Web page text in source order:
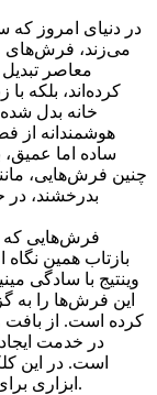
در دنیای امروز
می‌زند، فرش‌های
معاصر
کرده‌اند، بلکه
خانه بدل
هوشمندانه از
ساده اما
چنین فرش‌هایی،
بدرخشند، در
فرش‌هایی که
بازتاب همین
وینتیج با سادگی
این فرش‌ها را به
کرده است. از بافت
در خدمت
است. در این
ابزاری برای بیان احساس، انرژی و شخصیت فضا شده اند.